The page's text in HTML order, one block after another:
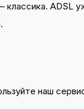
ADSL
наш